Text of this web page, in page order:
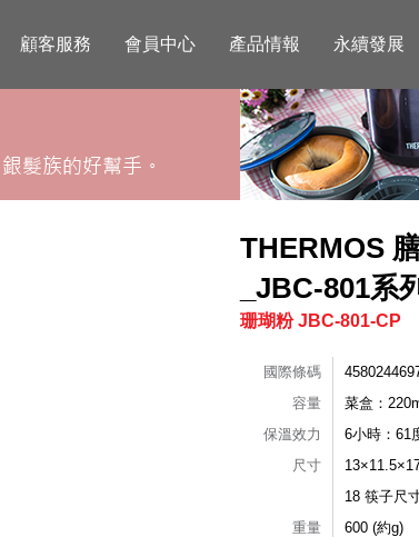
顧客服務 會員中心 產品情報 永續發展
THERMOS
_JBC-801系
珊瑚粉 JBC-801-CP
國際條碼
容量
菜盒：
保溫效力
6小時：61
尺寸
18 筷子尺
重量
600 (約g)